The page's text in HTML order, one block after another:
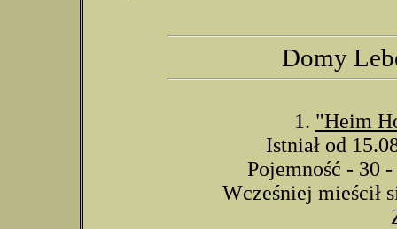
Domy
1. "Heim
Istniał od
Pojemność - 30
Wcześniej mieścił